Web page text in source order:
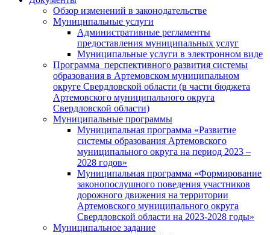
Обзор изменений в законодательстве
Муниципальные услуги
Административные регламенты
предоставления муниципальных услуг
Муниципальные услуги в электронном виде
Программа перспективного развития системы
образования в Артемовском муниципальном
округе Свердловской области (в части бюджета
Артемовского муниципального округа
Свердловской области)
Муниципальные программы
Муниципальная программа «Развитие
системы образования Артемовского
муниципального округа на период 2023 –
2028 годов»
Муниципальная программа «Формирование
законопослушного поведения участников
дорожного движения на территории
Артемовского муниципального округа
Свердловской области на 2023-2028 годы»
Муниципальное задание